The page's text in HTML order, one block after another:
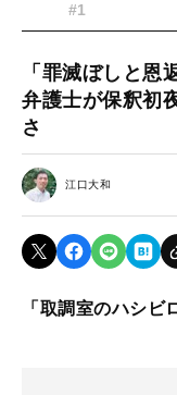
#1
「罪滅ぼしと恩
弁護士が保釈初
さ
江口大和
「取調室のハシビ